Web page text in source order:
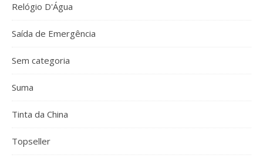
Relógio D'Água
Saída de Emergência
Sem categoria
Suma
Tinta da China
Topseller